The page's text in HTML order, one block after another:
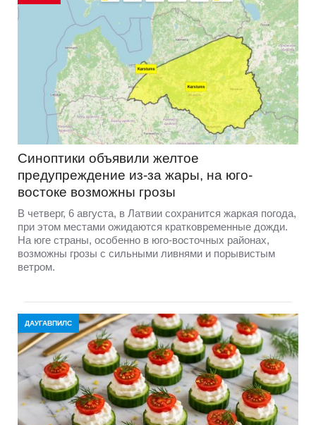
Синоптики объявили желтое
предупреждение из-за жары, на юго-
востоке возможны грозы
В четверг, 6 августа, в Латвии сохранится жаркая погода,
при этом местами ожидаются кратковременные дожди.
На юге страны, особенно в юго-восточных районах,
возможны грозы с сильными ливнями и порывистым
ветром.
ДАУГАВПИЛС